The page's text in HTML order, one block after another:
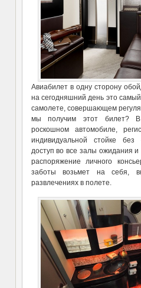
Авиабилет в одну сторону
на сегодняшний день это
самолете, совершающем
мы получим этот билет?
роскошном автомобиле,
индивидуальной стойке
доступ во все залы ожидания и
распоряжение личного
заботы возьмет на себя,
развлечениях в полете.